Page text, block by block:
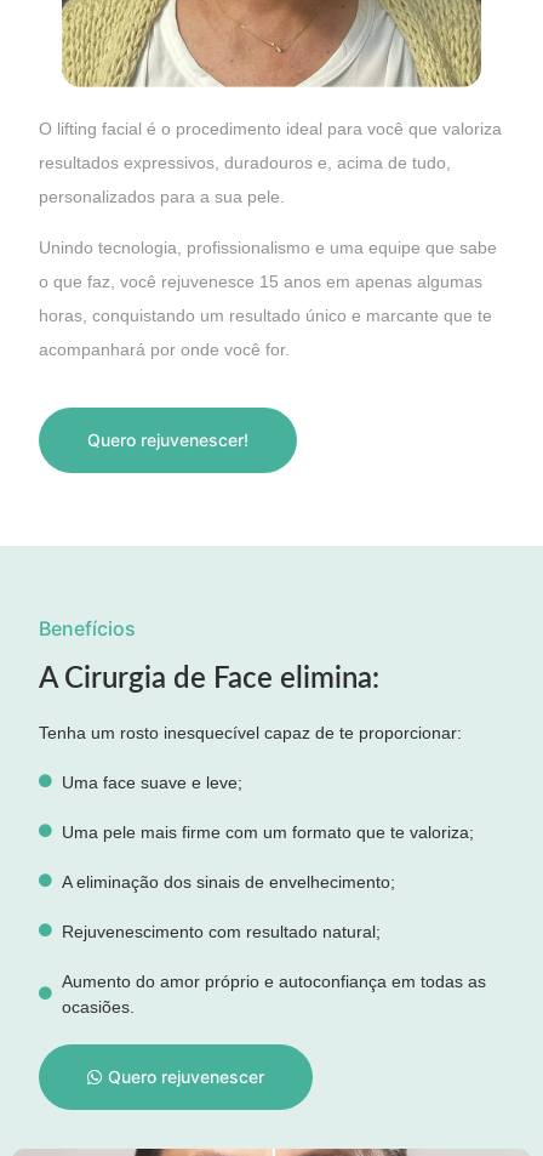
O lifting facial é o procedimento ideal para você que valoriza
resultados expressivos, duradouros e, acima de tudo,
personalizados para a sua pele.
Unindo tecnologia, profissionalismo e uma equipe que sabe
o que faz, você rejuvenesce 15 anos em apenas algumas
horas, conquistando um resultado único e marcante que te
acompanhará por onde você for.
Quero rejuvenescer!
Benefícios
A Cirurgia de Face elimina:
Tenha um rosto inesquecível capaz de te proporcionar:
Uma face suave e leve;
Uma pele mais firme com um formato que te valoriza;
A eliminação dos sinais de envelhecimento;
Rejuvenescimento com resultado natural;
Aumento do amor próprio e autoconfiança em todas as
ocasiões.
Quero rejuvenescer